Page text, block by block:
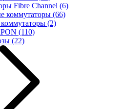
Fibre Channel (6)
коммутаторы (66)
(2)
(110)
(22)